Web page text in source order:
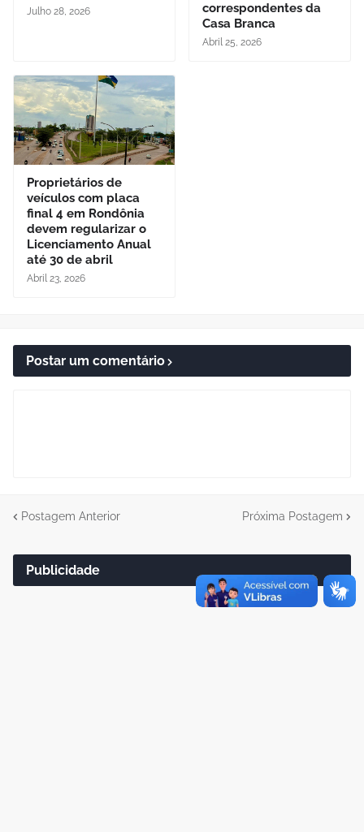
Julho 28, 2026
correspondentes da
Casa Branca
Abril 25, 2026
Proprietários de
veículos com placa
final 4 em Rondônia
devem regularizar o
Licenciamento Anual
até 30 de abril
Abril 23, 2026
Postar um comentário
Postagem Anterior Próxima Postagem
Publicidade